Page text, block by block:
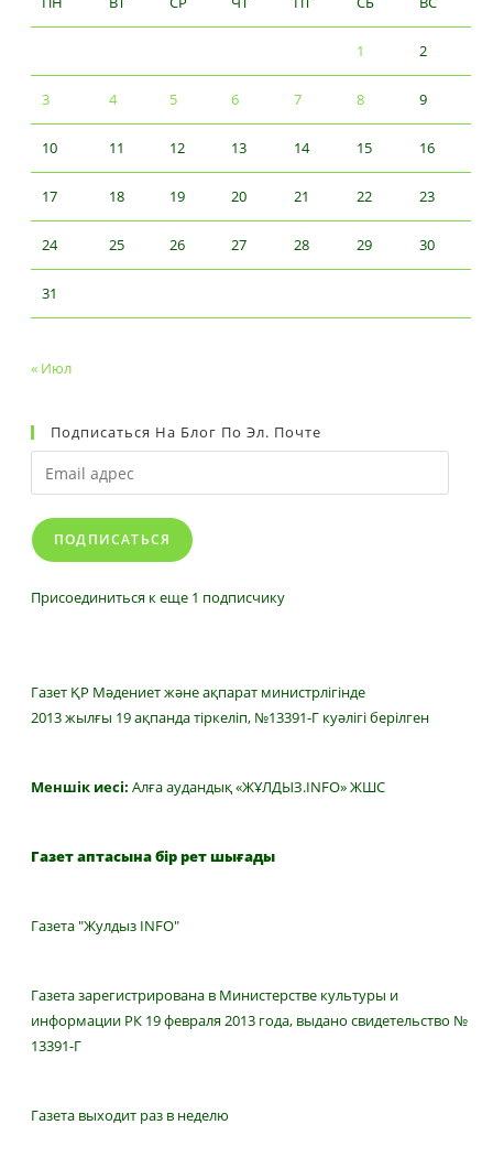
1 2
3 4 5 6 7 8 9
10 11 12 13 14 15 16
17 18 19 20 21 22 23
24 25 26 27 28 29 30
31
« Июл
Подписаться На Блог По Эл. Почте
Email
адрес
ПОДПИСАТЬСЯ
Присоединиться к еще 1 подписчику
Газет ҚР Мәдениет және ақпарат министрлігінде
2013 жылғы 19 ақпанда тіркеліп, №13391-Г куәлігі берілген
Меншік иесі: Алға аудандық «ЖҰЛДЫЗ.INFO» ЖШС
Газет аптасына бір рет шығады
Газета "Жулдыз INFO"
Газета зарегистрирована в Министерстве культуры и
информации РК 19 февраля 2013 года, выдано свидетельство №
13391-Г
Газета выходит раз в неделю